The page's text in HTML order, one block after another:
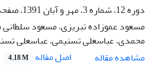
دوره 12، شماره 3، مهر و آبان 1391، صفحه
مسعود عموزاده تبریزی، مسعود
محمدی، عباسعلی تسنیمی، عباسعلی
مشاهده مقاله
اصل مقاله 4.18 M